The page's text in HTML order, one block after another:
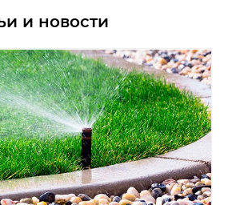
и новости